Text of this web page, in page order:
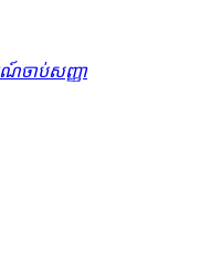
ណ៍ចាប់សញ្ញា